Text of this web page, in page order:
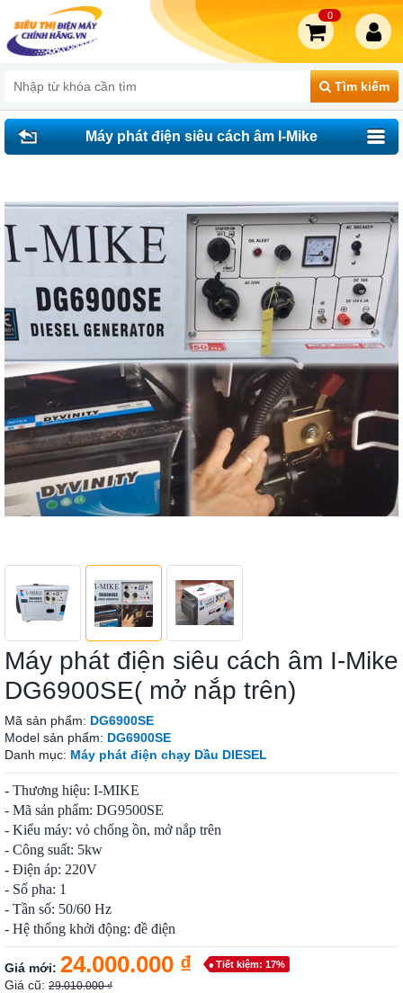
Tìm kiếm
0
Máy phát điện siêu cách âm I-Mike
Máy phát điện siêu cách âm I-Mike
DG6900SE( mở nắp trên)
Mã sản phẩm: DG6900SE
Model sản phẩm: DG6900SE
Danh mục: Máy phát điện chạy Dầu DIESEL
- Thương hiệu: I-MIKE
- Mã sản phẩm: DG9500SE
- Kiểu máy: vỏ chống ồn, mở nắp trên
- Công suất: 5kw
- Điện áp: 220V
- Số pha: 1
- Tần số: 50/60 Hz
- Hệ thống khởi động: đề điện
Giá mới: 24.000.000 ₫ Tiết kiệm: 17%
Giá cũ: 29.010.000 ₫